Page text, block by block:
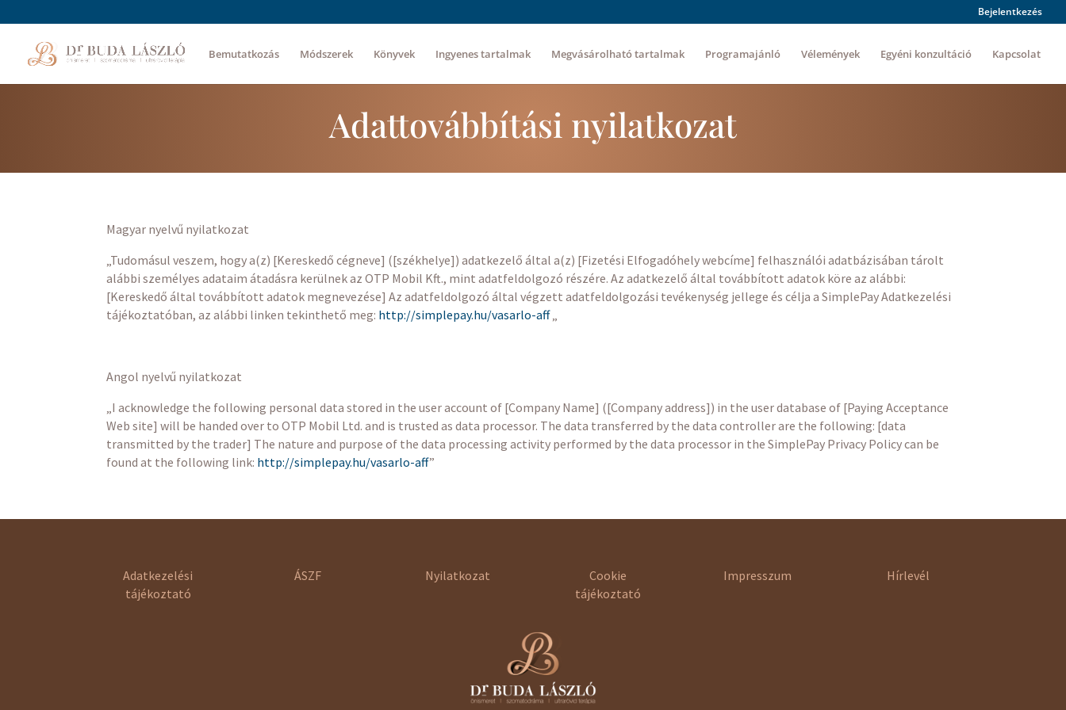
Bejelentkezés
Bemutatkozás Módszerek Könyvek Ingyenes tartalmak Megvásárolható tartalmak Programajánló Vélemények Egyéni konzultáció Kapcsolat
Adattovábbítási nyilatkozat
Magyar nyelvű nyilatkozat
„Tudomásul veszem, hogy a(z) [Kereskedő cégneve] ([székhelye]) adatkezelő által a(z) [Fizetési Elfogadóhely webcíme] felhasználói adatbázisában tárolt
alábbi személyes adataim átadásra kerülnek az OTP Mobil Kft., mint adatfeldolgozó részére. Az adatkezelő által továbbított adatok köre az alábbi:
[Kereskedő által továbbított adatok megnevezése] Az adatfeldolgozó által végzett adatfeldolgozási tevékenység jellege és célja a SimplePay Adatkezelési
tájékoztatóban, az alábbi linken tekinthető meg: http://simplepay.hu/vasarlo-aff„
Angol nyelvű nyilatkozat
„I acknowledge the following personal data stored in the user account of [Company Name] ([Company address]) in the user database of [Paying Acceptance
Web site] will be handed over to OTP Mobil Ltd. and is trusted as data processor. The data transferred by the data controller are the following: [data
transmitted by the trader] The nature and purpose of the data processing activity performed by the data processor in the SimplePay Privacy Policy can be
found at the following link: http://simplepay.hu/vasarlo-aff”
Adatkezelési
tájékoztató
ÁSZF Nyilatkozat
Cookie
tájékoztató
Impresszum Hírlevél